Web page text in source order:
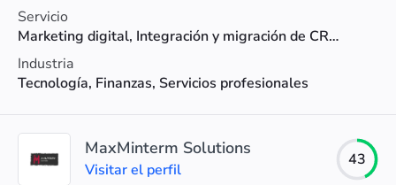
Servicio
Marketing digital, Integración y migración de CRM, Consultoría SEO
Industria
Tecnología, Finanzas, Servicios profesionales
MaxMinterm Solutions
Visitar el perfil
43